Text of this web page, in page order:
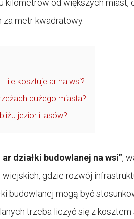
kilometrów od większych
za metr kwadratowy.
ile kosztuje ar na wsi?
dużego miasta?
jezior i lasów?
działki budowlanej na wsi”,
gdzie rozwój
budowlanej mogą być
trzeba liczyć się z